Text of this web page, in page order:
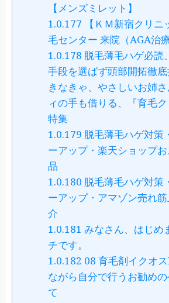
【メンズミレット】
1.0.177 【ＫＭ新宿クリニ
毛センター 来院（AGA治
1.0.178 脱毛薄毛ハゲ必読
手段を選ばず頭部開拓徹
きなきゃ、やさしいお姉
ィの手も借りる、『育毛
特集
1.0.179 脱毛薄毛ハゲ対策
ーアップ・楽天ショップ
品
1.0.180 脱毛薄毛ハゲ対策
ーアップ・アマゾン売れ
介
1.0.181 みなさん、はじめ
チです。
1.0.182 08 育毛剤イクオ
ながら自分で行うお勧め
て